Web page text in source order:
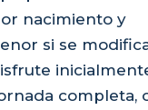
nacimiento y
si se
completa,